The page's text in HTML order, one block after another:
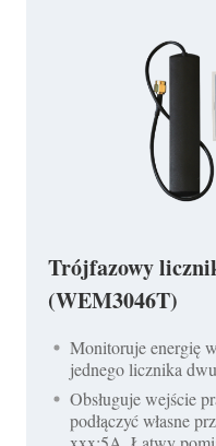
Trójfazowy
(WEM3046T)
Monitoruje energię
jednego licznika
Obsługuje wejście
podłączyć własne